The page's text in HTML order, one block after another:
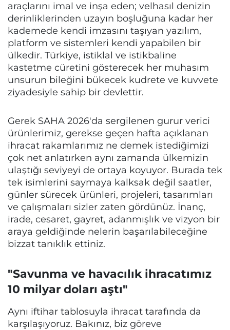
araçlarını imal ve inşa eden; velhasıl denizin
derinliklerinden uzayın boşluğuna kadar her
kademede kendi imzasını taşıyan yazılım,
platform ve sistemleri kendi yapabilen bir
ülkedir. Türkiye, istiklal ve istikbaline
kastetme cüretini gösterecek her muhasım
unsurun bileğini bükecek kudrete ve kuvvete
ziyadesiyle sahip bir devlettir.
Gerek SAHA 2026'da sergilenen gurur verici
ürünlerimiz, gerekse geçen hafta açıklanan
ihracat rakamlarımız ne demek istediğimizi
çok net anlatırken aynı zamanda ülkemizin
ulaştığı seviyeyi de ortaya koyuyor. Burada tek
tek isimlerini saymaya kalksak değil saatler,
günler sürecek ürünleri, projeleri, tasarımları
ve çalışmaları sizler zaten gördünüz. İnanç,
irade, cesaret, gayret, adanmışlık ve vizyon bir
araya geldiğinde nelerin başarılabileceğine
bizzat tanıklık ettiniz.
"Savunma ve havacılık ihracatımız
10 milyar doları aştı"
Aynı iftihar tablosuyla ihracat tarafında da
karşılaşıyoruz. Bakınız, biz göreve